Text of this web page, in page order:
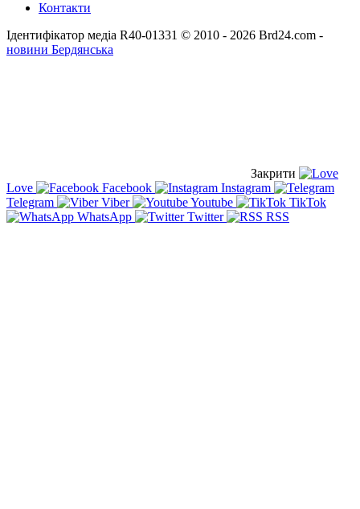
Контакти
Ідентифікатор медіа R40-01331 © 2010 - 2026 Brd24.com -
новини Бердянська
Закрити
Love
Facebook
Instagram
Telegram
Viber Youtube
TikTok
WhatsApp
Twitter RSS